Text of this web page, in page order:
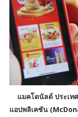
แมคโดนัลด์ ประเท
แอปพลิเคชัน